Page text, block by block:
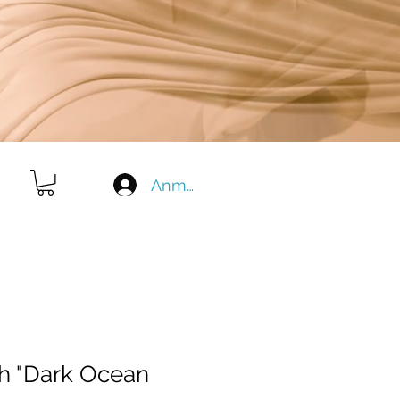
Anmelden
"Dark Ocean